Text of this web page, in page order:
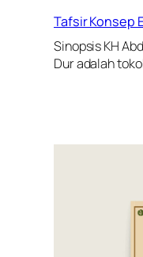
Tafsir Konsep
Sinopsis KH
Dur adalah